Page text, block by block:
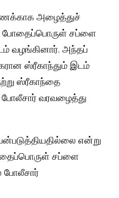
அழைத்துச்
போதைப்பொருள் சப்ளை
வழங்கினார். அந்தப்
ஸ்ரீகாந்தும் இடம்
ஸ்ரீகாந்தை
போலீசார் வரவழைத்து
என்று
சப்ளை
போலீசார்